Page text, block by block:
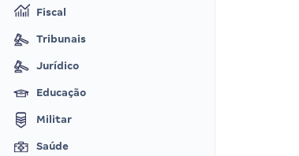
Fiscal
Tribunais
Jurídico
Educação
Militar
Saúde